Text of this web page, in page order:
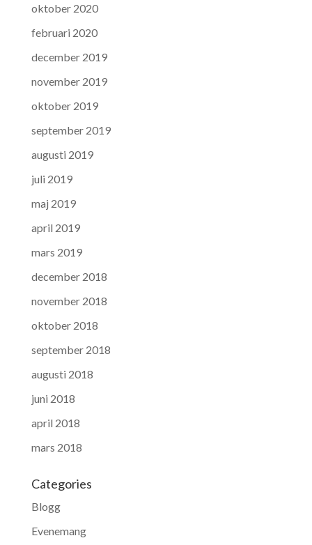
oktober 2020
februari 2020
december 2019
november 2019
oktober 2019
september 2019
augusti 2019
juli 2019
maj 2019
april 2019
mars 2019
december 2018
november 2018
oktober 2018
september 2018
augusti 2018
juni 2018
april 2018
mars 2018
Categories
Blogg
Evenemang